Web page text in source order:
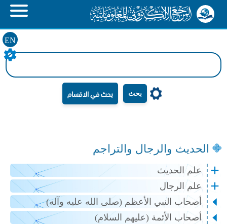
EN
بحث
الحديث والرجال والتراجم
علم الحديث
علم الرجال
أصحاب النبي الأعظم (صلى الله عليه وآله)
أصحاب الأئمة (عليهم السلام)